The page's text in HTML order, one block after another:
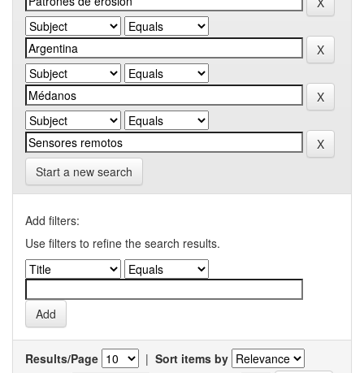
Start a new search
Add filters:
Use filters to refine the search results.
Results/Page | Sort items by